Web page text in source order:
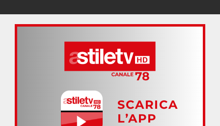
SCARICA
L’APP